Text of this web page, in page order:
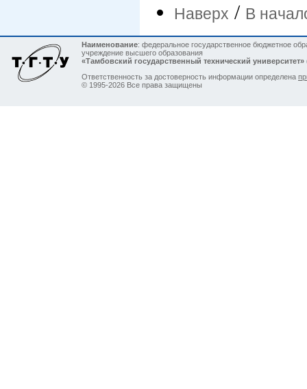
Наверх / В
Наименование: федеральное государственное бюджетное
учреждение высшего образования
«Тамбовский государственный технический
Ответственность за достоверность информации определена
© 1995-2026 Все права защищены